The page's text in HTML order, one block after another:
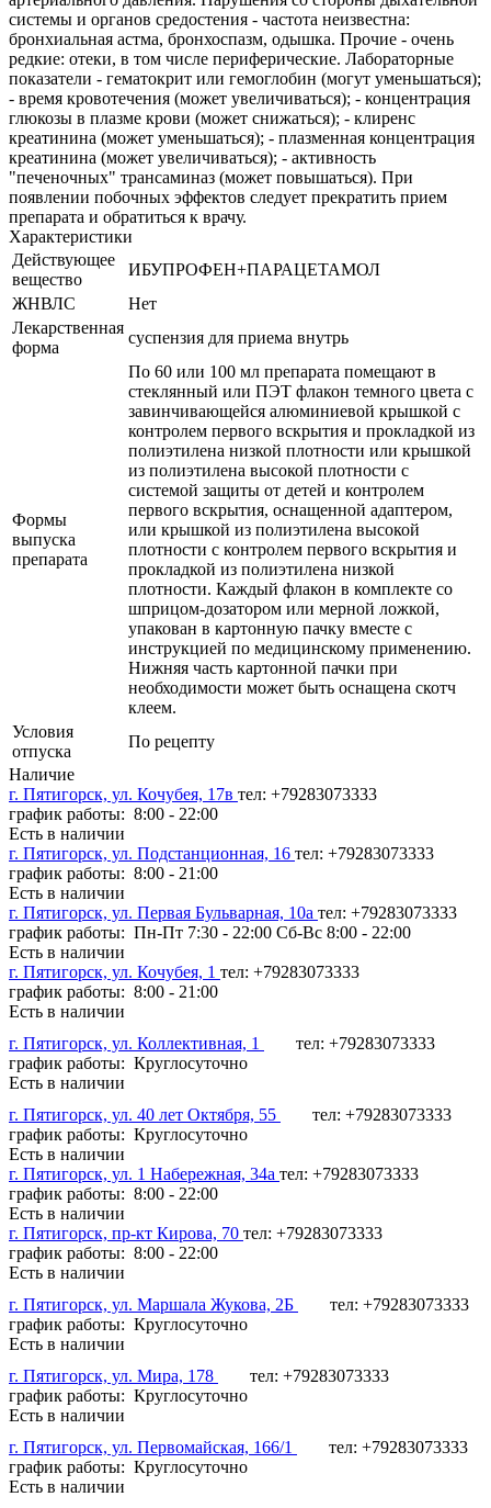
системы и органов средостения - частота неизвестна:
бронхиальная астма, бронхоспазм, одышка. Прочие - очень
редкие: отеки, в том числе периферические. Лабораторные
показатели - гематокрит или гемоглобин (могут уменьшаться);
- время кровотечения (может увеличиваться); - концентрация
глюкозы в плазме крови (может снижаться); - клиренс
креатинина (может уменьшаться); - плазменная концентрация
креатинина (может увеличиваться); - активность
"печеночных" трансаминаз (может повышаться). При
появлении побочных эффектов следует прекратить прием
препарата и обратиться к врачу.
Характеристики
Действующее
вещество
ИБУПРОФЕН+ПАРАЦЕТАМОЛ
ЖНВЛС
Нет
Лекарственная
форма
суспензия для приема внутрь
Формы
выпуска
препарата
По 60 или 100 мл препарата помещают в
стеклянный или ПЭТ флакон темного цвета с
завинчивающейся алюминиевой крышкой с
контролем первого вскрытия и прокладкой из
полиэтилена низкой плотности или крышкой
из полиэтилена высокой плотности с
системой защиты от детей и контролем
первого вскрытия, оснащенной адаптером,
или крышкой из полиэтилена высокой
плотности с контролем первого вскрытия и
прокладкой из полиэтилена низкой
плотности. Каждый флакон в комплекте со
шприцом-дозатором или мерной ложкой,
упакован в картонную пачку вместе с
инструкцией по медицинскому применению.
Нижняя часть картонной пачки при
необходимости может быть оснащена скотч
клеем.
Условия
отпуска
По рецепту
Наличие
г. Пятигорск, ул. Кочубея, 17в тел: +79283073333
график работы: 8:00 - 22:00
Есть в наличии
г. Пятигорск, ул. Подстанционная, 16 тел: +79283073333
график работы: 8:00 - 21:00
Есть в наличии
г. Пятигорск, ул. Первая Бульварная, 10а тел: +79283073333
график работы: Пн-Пт 7:30 - 22:00 Сб-Вс 8:00 - 22:00
Есть в наличии
г. Пятигорск, ул. Кочубея, 1 тел: +79283073333
график работы: 8:00 - 21:00
Есть в наличии
г. Пятигорск, ул. Коллективная, 1
тел: +79283073333
график работы: Круглосуточно
Есть в наличии
г. Пятигорск, ул. 40 лет Октября, 55
тел: +79283073333
график работы: Круглосуточно
Есть в наличии
г. Пятигорск, ул. 1 Набережная, 34а тел: +79283073333
график работы: 8:00 - 22:00
Есть в наличии
г. Пятигорск, пр-кт Кирова, 70 тел: +79283073333
график работы: 8:00 - 22:00
Есть в наличии
г. Пятигорск, ул. Маршала Жукова, 2Б
тел: +79283073333
график работы: Круглосуточно
Есть в наличии
г. Пятигорск, ул. Мира, 178
тел: +79283073333
график работы: Круглосуточно
Есть в наличии
г. Пятигорск, ул. Первомайская, 166/1
тел: +79283073333
график работы: Круглосуточно
Есть в наличии